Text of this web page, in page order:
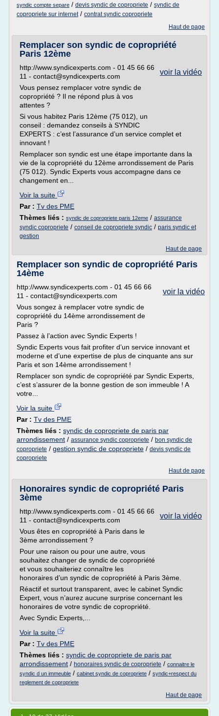
syndic compte separe / devis syndic de copropriete / syndic de
copropriete sur internet/ contrat syndic copropriete
Haut de page
Remplacer son syndic de copropriété
Paris 12ème
voir la vidéo
http://www.syndicexperts.com - 01 45 66 66
11 - contact@syndicexperts.com
Vous pensez remplacer votre syndic de
copropriété ? Il ne répond plus à vos
attentes ?
Si vous habitez Paris 12ème (75 012), un
conseil : demandez conseils à SYNDIC
EXPERTS : c’est l’assurance d’un service complet et
innovant !
Remplacer son syndic est une étape importante dans la
vie de la copropriété du 12ème arrondissement de Paris
(75 012). Syndic Experts vous accompagne dans ce
changement en...
Voir la suite
Par : Tv des PME
Thèmes liés : syndic de copropriete paris 12eme / assurance
syndic copropriete / conseil de copropriete syndic / paris syndic et
gestion
Haut de page
Remplacer son syndic de copropriété Paris
14ème
voir la vidéo
http://www.syndicexperts.com - 01 45 66 66
11 - contact@syndicexperts.com
Vous songez à remplacer votre syndic de
copropriété du 14ème arrondissement de
Paris ?
Passez à l’action avec Syndic Experts !
Syndic Experts vous fait profiter d’un service innovant et
moderne et d’une expertise de plus de cinquante ans sur
Paris et son 14ème arrondissement !
Remplacer son syndic de copropriété par Syndic Experts,
c’est s’assurer de la bonne gestion de son immeuble ! A
votre...
Voir la suite
Par : Tv des PME
Thèmes liés : syndic de copropriete de paris par
arrondissement / assurance syndic copropriete / bon syndic de
copropriete / gestion syndic de copropriete / devis syndic de
copropriete
Haut de page
Honoraires syndic de copropriété Paris
3ème
voir la vidéo
http://www.syndicexperts.com - 01 45 66 66
11 - contact@syndicexperts.com
Vous êtes en copropriété à Paris dans le
3ème arrondissement ?
Pour une raison ou pour une autre, vous
souhaitez changer de syndic de copropriété
et vous souhaiteriez connaître les
honoraires d’un syndic de copropriété à Paris 3ème.
Réactif et surtout transparent, avec le cabinet Syndic
Expert, vous n’aurez aucune surprise concernant les
honoraires de votre syndic de copropriété.
Avec Syndic Experts,...
Voir la suite
Par : Tv des PME
Thèmes liés : syndic de copropriete de paris par
arrondissement / honoraires syndic de copropriete / connaitre le
syndic d un immeuble / cabinet syndic de copropriete / syndic+respect du
reglement de copropriete
Haut de page